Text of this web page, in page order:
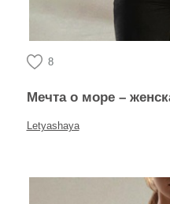
8
Мечта о море – женская
Letyashaya